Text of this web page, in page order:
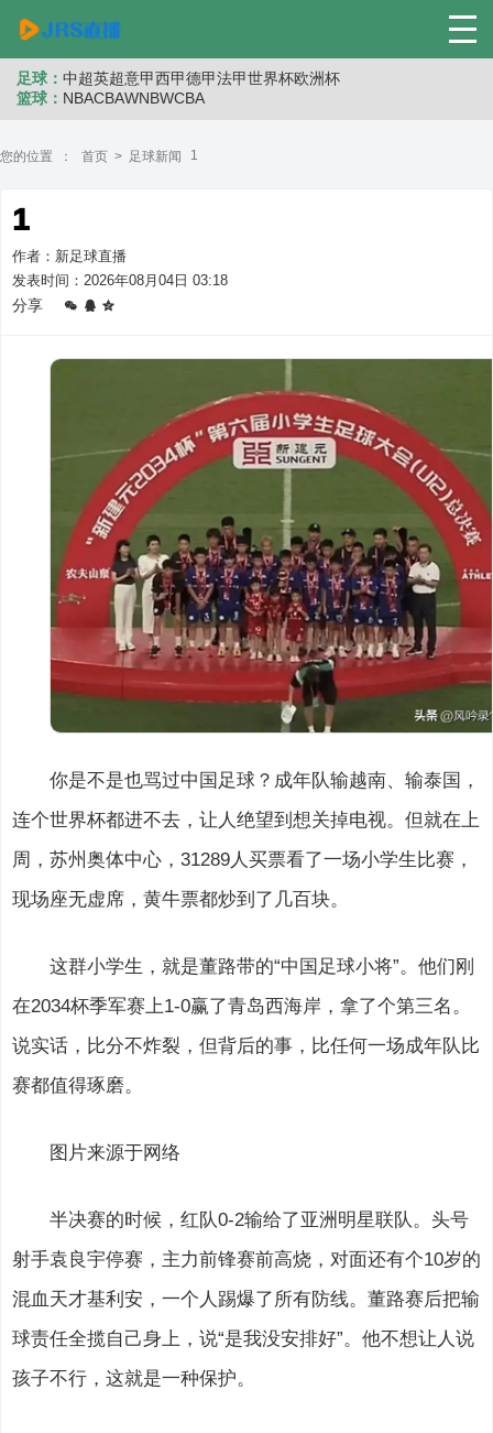
足球： 中超英超意甲西甲德甲法甲世界杯欧洲杯
篮球： NBACBAWNBWCBA
您的位置 ： 首页 > 足球新闻 1
1
作者：新足球直播
发表时间：2026年08月04日 03:18
分享
你是不是也骂过中国足球？成年队输越南、输泰国，
连个世界杯都进不去，让人绝望到想关掉电视。但就在上
周，苏州奥体中心，31289人买票看了一场小学生比赛，
现场座无虚席，黄牛票都炒到了几百块。
这群小学生，就是董路带的“中国足球小将”。他们刚
在2034杯季军赛上1-0赢了青岛西海岸，拿了个第三名。
说实话，比分不炸裂，但背后的事，比任何一场成年队比
赛都值得琢磨。
图片来源于网络
半决赛的时候，红队0-2输给了亚洲明星联队。头号
射手袁良宇停赛，主力前锋赛前高烧，对面还有个10岁的
混血天才基利安，一个人踢爆了所有防线。董路赛后把输
球责任全揽自己身上，说“是我没安排好”。他不想让人说
孩子不行，这就是一种保护。